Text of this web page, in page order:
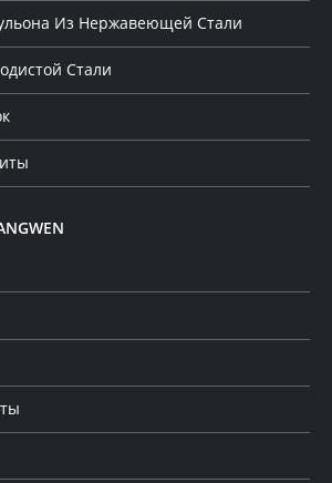
Из Нержавеющей Стали
Стали